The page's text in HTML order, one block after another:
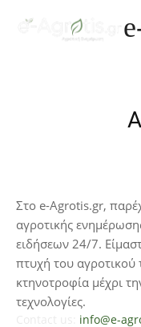
Στο e-Agrotis.gr,
αγροτικής
ειδήσεων 24/7.
πτυχή του αγροτικού
κτηνοτροφία μέχρι
τεχνολογίες.
info@e-